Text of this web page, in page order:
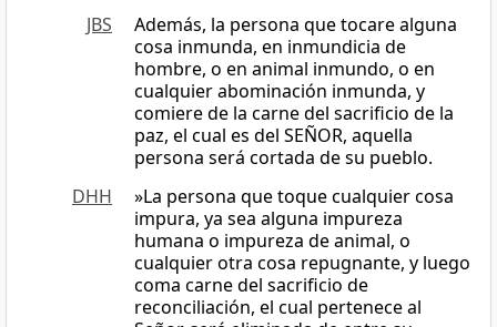
JBS
Además, la persona que tocare alguna
cosa inmunda, en inmundicia de
hombre, o en animal inmundo, o en
cualquier abominación inmunda, y
comiere de la carne del sacrificio de la
paz, el cual es del SEÑOR, aquella
persona será cortada de su pueblo.
DHH
»La persona que toque cualquier cosa
impura, ya sea alguna impureza
humana o impureza de animal, o
cualquier otra cosa repugnante, y luego
coma carne del sacrificio de
reconciliación, el cual pertenece al